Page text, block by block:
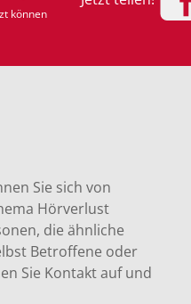
können
Sie sich von
Hörverlust
die ähnliche
Betroffene oder
Sie Kontakt auf und